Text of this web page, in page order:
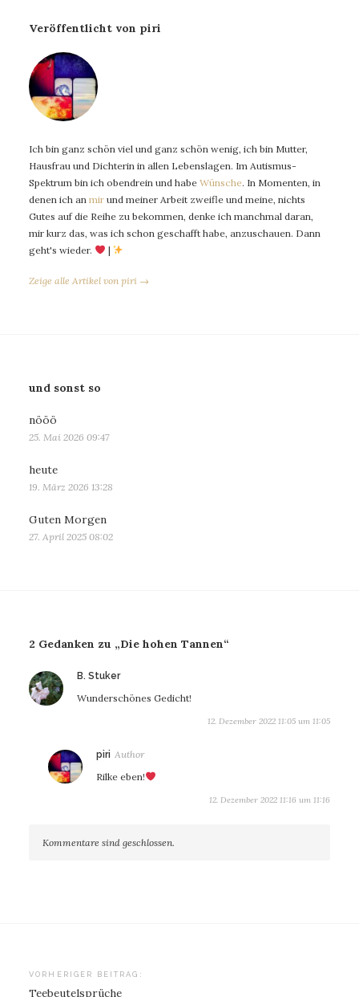
Veröffentlicht von piri
Ich bin ganz schön viel und ganz schön wenig, ich bin Mutter,
Hausfrau und Dichterin in allen Lebenslagen. Im Autismus-
Spektrum bin ich obendrein und habe Wünsche. In Momenten, in
denen ich an mir und meiner Arbeit zweifle und meine, nichts
Gutes auf die Reihe zu bekommen, denke ich manchmal daran,
mir kurz das, was ich schon geschafft habe, anzuschauen. Dann
geht's wieder.
|
Zeige alle Artikel von piri →
und sonst so
nööö
25. Mai 2026 09:47
heute
19. März 2026 13:28
Guten Morgen
27. April 2025 08:02
2 Gedanken zu „Die hohen Tannen“
B. Stukersagt:
Wunderschönes Gedicht!
12. Dezember 2022 11:05 um 11:05
piri sagt:
Rilke eben!
12. Dezember 2022 11:16 um 11:16
Kommentare sind geschlossen.
Beitragsnavigation
VORHERIGER BEITRAG:
Teebeutelsprüche